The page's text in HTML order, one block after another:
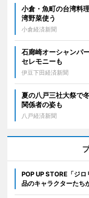
小倉・魚町の台湾料
湾野菜使う
小倉経済新聞
石廊崎オーシャンパ
セレモニーも
伊豆下田経済新聞
夏の八戸三社大祭で
関係者の姿も
八戸経済新聞
POP UP STORE「ジ
品のキャラクターたち